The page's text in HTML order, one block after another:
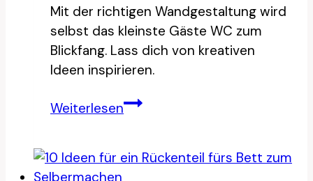
Mit der richtigen Wandgestaltung wird
selbst das kleinste Gäste WC zum
Blickfang. Lass dich von kreativen
Ideen inspirieren.
Weiterlesen10
für